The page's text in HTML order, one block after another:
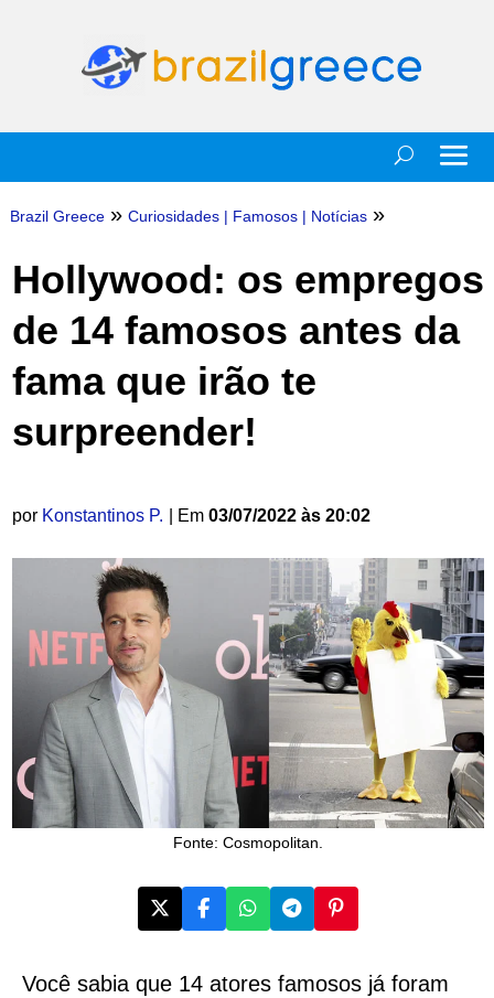
Brazil Greece » Curiosidades| Famosos| Notícias »
Hollywood: os empregos
de 14 famosos antes da
fama que irão te
surpreender!
por Konstantinos P. | Em 03/07/2022 às 20:02
Fonte: Cosmopolitan.
Você sabia que 14 atores famosos já foram